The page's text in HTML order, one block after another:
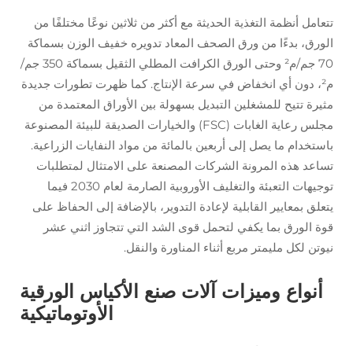
تتعامل أنظمة التغذية الحديثة مع أكثر من ثلاثين نوعًا مختلفًا من
الورق، بدءًا من ورق الصحف المعاد تدويره خفيف الوزن بسماكة
70 جم/م² وحتى الورق الكرافت المطلي الثقيل بسماكة 350 جم/
م²، دون أي انخفاض في سرعة الإنتاج. كما ظهرت تطورات جديدة
مثيرة تتيح للمشغلين التبديل بسهولة بين الأوراق المعتمدة من
مجلس رعاية الغابات (FSC) والخيارات الصديقة للبيئة المصنوعة
باستخدام ما يصل إلى أربعين بالمائة من مواد النفايات الزراعية.
تساعد هذه المرونة الشركات المصنعة على الامتثال لمتطلبات
توجيهات التعبئة والتغليف الأوروبية الصارمة لعام 2030 فيما
يتعلق بمعايير القابلية لإعادة التدوير، بالإضافة إلى الحفاظ على
قوة الورق بما يكفي لتحمل قوى الشد التي تتجاوز اثني عشر
نيوتن لكل مليمتر مربع أثناء المناورة والنقل.
أنواع وميزات آلات صنع الأكياس الورقية
الأوتوماتيكية